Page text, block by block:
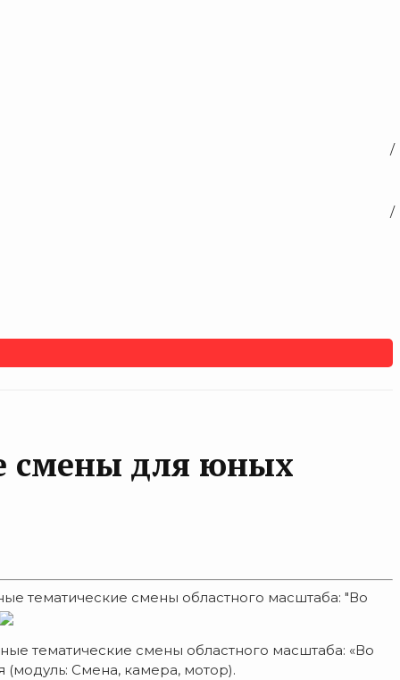
смены для юных
тематические смены областного масштаба: "Во
тематические смены областного масштаба: «Во
(модуль: Смена, камера, мотор).